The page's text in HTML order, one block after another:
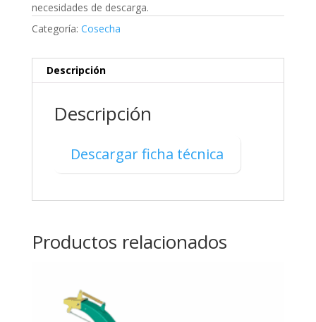
necesidades de descarga.
Categoría: Cosecha
Descripción
Descripción
Descargar ficha técnica
Productos relacionados